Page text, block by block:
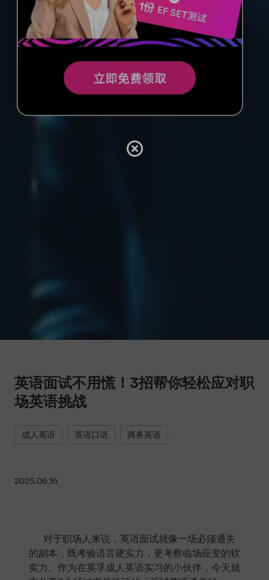
英语面试不用慌！3招帮你轻松应对职
场英语挑战
成人英语 英语口语 商务英语
2025.06.16
对于职场人来说，英语面试就像一场必须通关
的副本，既考验语言硬实力，更考察临场应变的软
实力。作为在英孚成人英语实习的小伙伴，今天就